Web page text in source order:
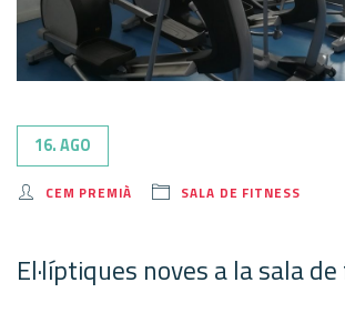
16. AGO
CEM PREMIÀ SALA DE FITNESS
El·líptiques noves a la sala